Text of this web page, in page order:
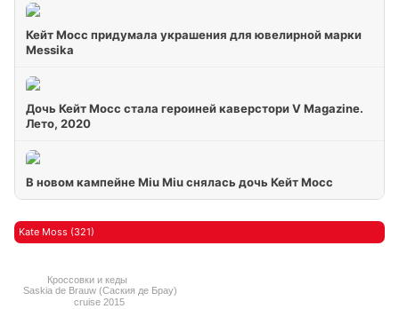
Кейт Мосс придумала украшения для ювелирной марки
Messika
Дочь Кейт Мосс стала героиней каверстори V Magazine.
Лето, 2020
В новом кампейне Miu Miu снялась дочь Кейт Мосс
Kate Moss (321)
cruise 2015
Saskia de Brauw (Саския де Брау)
Кроссовки и кеды